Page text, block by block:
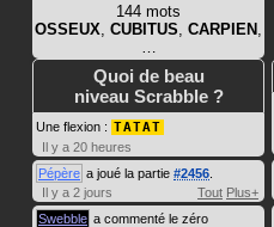
144 mots
OSSEUX CUBITUS CARPIEN
Quoi de beau
niveau Scrabble ?
Une flexion : TATAT
Il y a 20 heures
Pépère a joué la partie #2456
Il y a 2 jours
Tout Plus+
Swebble a commenté le zéro